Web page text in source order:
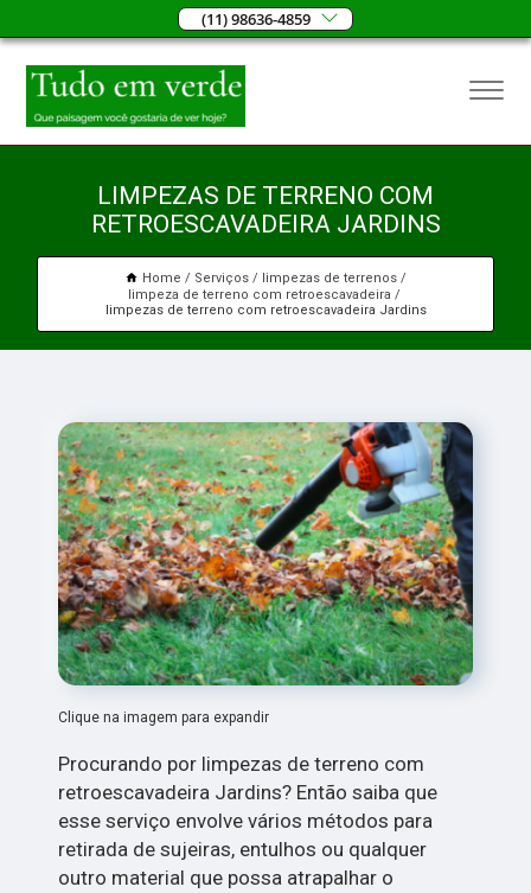
(11) 98636-4859
LIMPEZAS DE TERRENO COM
RETROESCAVADEIRA JARDINS
Home Serviços
limpezas de terrenos
limpeza de terreno com retroescavadeira
limpezas de terreno com retroescavadeira Jardins
Clique na imagem para expandir
Procurando por limpezas de terreno com
retroescavadeira Jardins? Então saiba que
esse serviço envolve vários métodos para
retirada de sujeiras, entulhos ou qualquer
outro material que possa atrapalhar o